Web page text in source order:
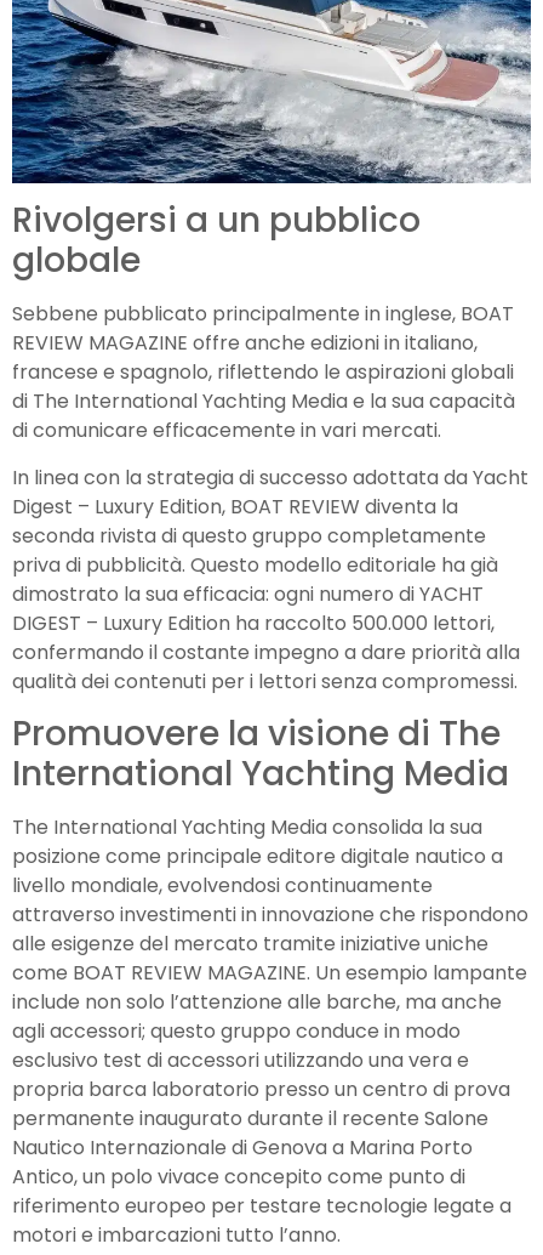
Rivolgersi a un pubblico
globale
Sebbene pubblicato principalmente in inglese, BOAT
REVIEW MAGAZINE offre anche edizioni in italiano,
francese e spagnolo, riflettendo le aspirazioni globali
di The International Yachting Media e la sua capacità
di comunicare efficacemente in vari mercati.
In linea con la strategia di successo adottata da Yacht
Digest – Luxury Edition, BOAT REVIEW diventa la
seconda rivista di questo gruppo completamente
priva di pubblicità. Questo modello editoriale ha già
dimostrato la sua efficacia: ogni numero di YACHT
DIGEST – Luxury Edition ha raccolto 500.000 lettori,
confermando il costante impegno a dare priorità alla
qualità dei contenuti per i lettori senza compromessi.
Promuovere la visione di The
International Yachting Media
The International Yachting Media consolida la sua
posizione come principale editore digitale nautico a
livello mondiale, evolvendosi continuamente
attraverso investimenti in innovazione che rispondono
alle esigenze del mercato tramite iniziative uniche
come BOAT REVIEW MAGAZINE. Un esempio lampante
include non solo l’attenzione alle barche, ma anche
agli accessori; questo gruppo conduce in modo
esclusivo test di accessori utilizzando una vera e
propria barca laboratorio presso un centro di prova
permanente inaugurato durante il recente Salone
Nautico Internazionale di Genova a Marina Porto
Antico, un polo vivace concepito come punto di
riferimento europeo per testare tecnologie legate a
motori e imbarcazioni tutto l’anno.